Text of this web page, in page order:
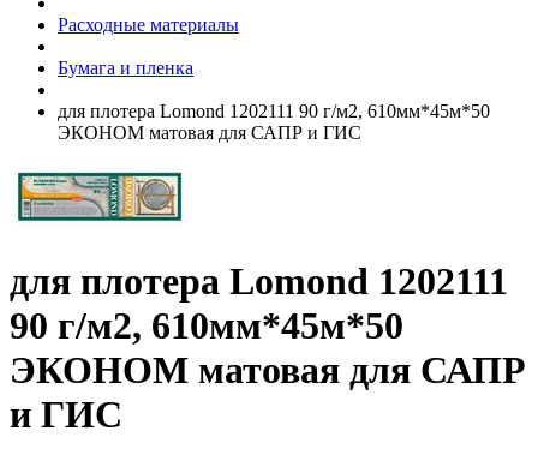
Расходные материалы
Бумага и пленка
для плотера Lomond 1202111 90 г/­м2, 610мм*45м*50
ЭКОНОМ матовая для САПР и ГИС
для плотера Lomond 1202111
90 г/­м2, 610мм*45м*50
ЭКОНОМ матовая для САПР
и ГИС